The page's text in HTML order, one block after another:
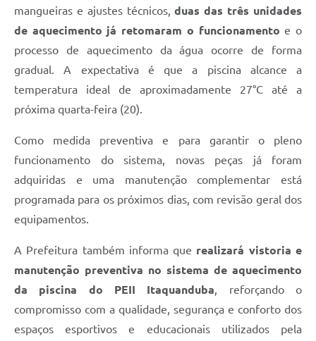
mangueiras e ajustes técnicos,duas das três unidades
de aquecimento já retomaram o funcionamento e o
processo de aquecimento da água ocorre de forma
gradual. A expectativa é que a piscina alcance a
temperatura ideal de aproximadamente 27°C até a
próxima quarta-feira (20).
Como medida preventiva e para garantir o pleno
funcionamento do sistema, novas peças já foram
adquiridas e uma manutenção complementar está
programada para os próximos dias, com revisão geral dos
equipamentos.
A Prefeitura também informa que realizará vistoria e
manutenção preventiva no sistema de aquecimento
da piscina do PEII Itaquanduba, reforçando o
compromisso com a qualidade, segurança e conforto dos
espaços esportivos e educacionais utilizados pela